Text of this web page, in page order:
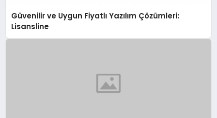
Güvenilir ve Uygun Fiyatlı Yazılım Çözümleri:
Lisansline